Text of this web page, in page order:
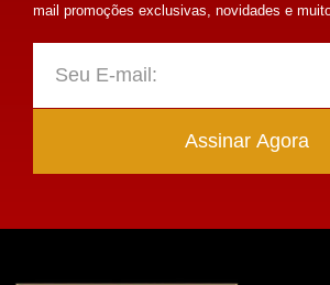
mail promoções exclusivas, novidades e
Assinar Agora